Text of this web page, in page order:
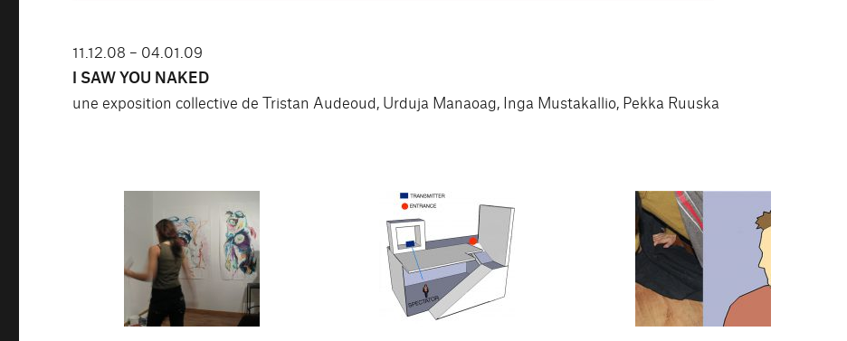
11.12.08 – 04.01.09
I SAW YOU NAKED
une exposition collective de Tristan Audeoud, Urduja Manaoag, Inga Mustakallio, Pekka Ruuska